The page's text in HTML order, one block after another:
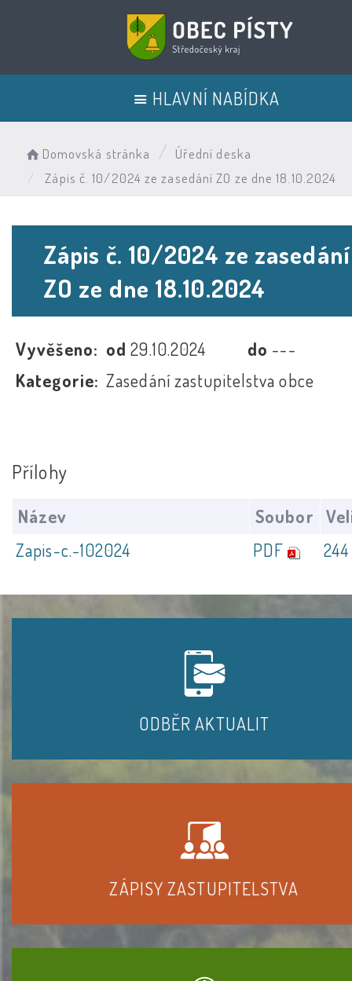
HLAVNÍ NABÍDKA
Domovská stránka
Úřední deska
Zápis č. 10/2024 ze zasedání ZO ze dne 18.10.2024
Zápis č. 10/2024 ze zasedání
ZO ze dne 18.10.2024
Vyvěšeno: od29.10.2024 do ---
Kategorie: Zasedání zastupitelstva obce
Přílohy
Název Soubor
Zapis-c.-102024
PDF
ODBĚR AKTUALIT
ZÁPISY ZASTUPITELSTVA